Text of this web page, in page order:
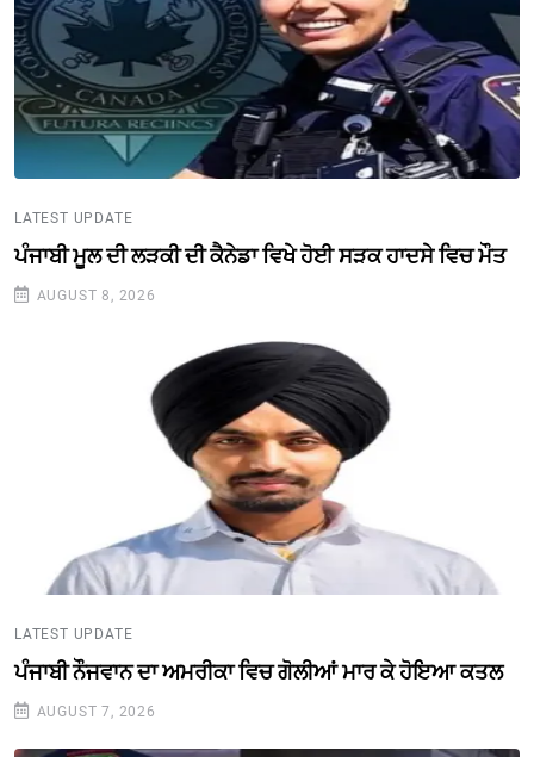
LATEST UPDATE
ਪੰਜਾਬੀ ਮੂਲ ਦੀ ਲੜਕੀ ਦੀ ਕੈਨੇਡਾ ਵਿਖੇ ਹੋਈ ਸੜਕ ਹਾਦਸੇ ਵਿਚ ਮੌਤ
AUGUST 8, 2026
LATEST UPDATE
ਪੰਜਾਬੀ ਨੌਜਵਾਨ ਦਾ ਅਮਰੀਕਾ ਵਿਚ ਗੋਲੀਆਂ ਮਾਰ ਕੇ ਹੋਇਆ ਕਤਲ
AUGUST 7, 2026